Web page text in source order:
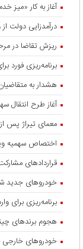
آغاز به کار «میز
درآمدزایی دولت
ریزش تقاضا در
برنامه‌ریزی فورد
هشدار به
آغاز طرح انتقال
معمای تیراژ پس
اختصاص سهمیه
قراردادهای
خودروهای جدید
برنامه‌ریزی برای واردات ۷۵
هجوم برندهای
خودروهای خارجی